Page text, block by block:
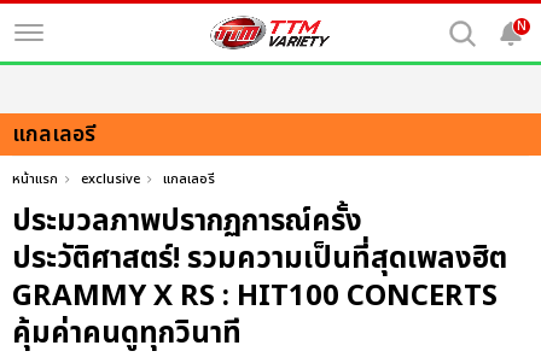
N
แกลเลอรี
หน้าแรก exclusive แกลเลอรี
ประมวลภาพปรากฏการณ์ครั้ง
ประวัติศาสตร์! รวมความเป็นที่สุดเพลงฮิต
GRAMMY X RS : HIT100 CONCERTS
คุ้มค่าคนดูทุกวินาที